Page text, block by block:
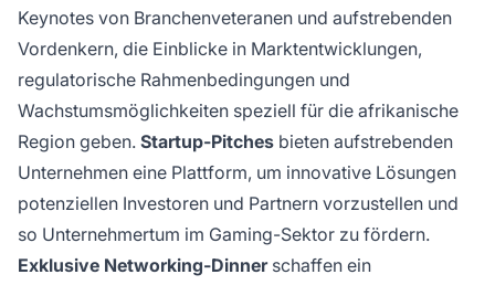
Keynotes von Branchenveteranen und aufstrebenden
Vordenkern, die Einblicke in Marktentwicklungen,
regulatorische Rahmenbedingungen und
Wachstumsmöglichkeiten speziell für die afrikanische
Region geben. Startup-Pitches bieten aufstrebenden
Unternehmen eine Plattform, um innovative Lösungen
potenziellen Investoren und Partnern vorzustellen und
so Unternehmertum im Gaming-Sektor zu fördern.
Exklusive Networking-Dinnerschaffen ein